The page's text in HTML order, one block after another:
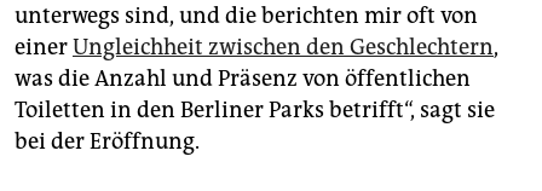
unterwegs sind, und die berichten mir oft von
einerUngleichheit zwischen den Geschlechtern,
was die Anzahl und Präsenz von öffentlichen
Toiletten in den Berliner Parks betrifft“, sagt sie
bei der Eröffnung.